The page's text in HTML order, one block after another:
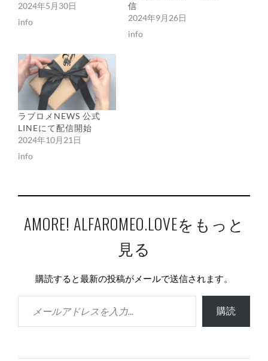
2024年5月30日
info
信
2024年9月26日
info
ラブロメNEWS 公式
LINEにて配信開始
2024年10月21日
info
AMORE! ALFAROMEO.LOVEをもっと
見る
購読すると最新の投稿がメールで送信されます。
メールアドレスを入力...
購読